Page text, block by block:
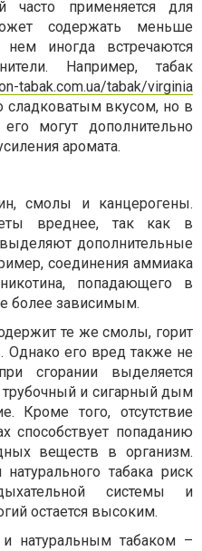
часто применяется для
содержать меньше
иногда встречаются
Например, табак
tabak.com.ua/tabak/virginia
сладковатым вкусом, но в
могут дополнительно
аромата.
смолы и канцерогены.
вреднее, так как в
дополнительные
соединения аммиака
попадающего в
более зависимым.
те же смолы, горит
Однако его вред также не
сгорании выделяется
и сигарный дым
Кроме того, отсутствие
способствует попаданию
веществ в организм.
табака риск
системы и
остается высоким.
натуральным табаком –